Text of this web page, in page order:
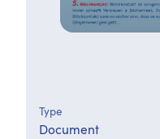
Type
Document